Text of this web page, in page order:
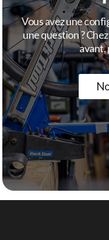
Vous avez une
une question ?
avant,